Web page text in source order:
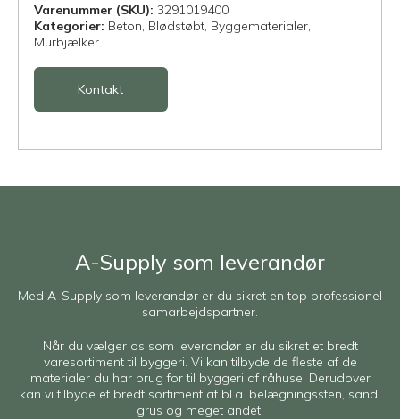
Varenummer (SKU): 3291019400
Kategorier: Beton, Blødstøbt, Byggematerialer,
Murbjælker
Kontakt
A-Supply som leverandør
Med A-Supply som leverandør er du sikret en top professionel
samarbejdspartner.
Når du vælger os som leverandør er du sikret et bredt
varesortiment til byggeri. Vi kan tilbyde de fleste af de
materialer du har brug for til byggeri af råhuse. Derudover
kan vi tilbyde et bredt sortiment af bl.a. belægningssten, sand,
grus og meget andet.